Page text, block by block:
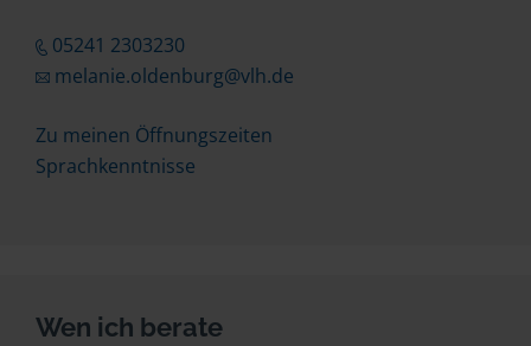
05241 2303230
melanie.oldenburg@vlh.de
Zu meinen Öffnungszeiten
Sprachkenntnisse
Wen ich berate